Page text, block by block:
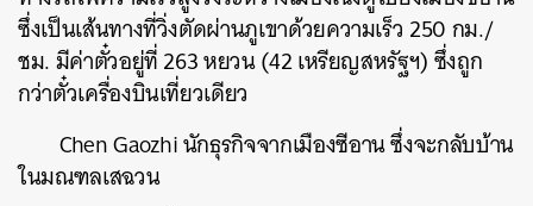
ซึ่งเป็นเส้นทางที่วิ่งตัดผ่านภูเขาด้วยความเร็ว 250 กม./
ชม. มีค่าตั๋วอยู่ที่ 263 หยวน (42 เหรียญสหรัฐฯ) ซึ่งถูก
กว่าตั๋วเครื่องบินเที่ยวเดียว
Chen Gaozhi นักธุรกิจจากเมืองซีอาน ซึ่งจะกลับบ้าน
ในมณฑลเสฉวน